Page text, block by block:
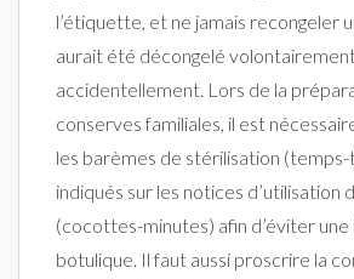
l’étiquette, et ne jamais recongeler
aurait été décongelé
accidentellement. Lors de la
conserves familiales, il est
les barèmes de stérilisation
indiqués sur les notices d’utilisation
(cocottes-minutes) afin d’éviter
botulique. Il faut aussi proscrire la